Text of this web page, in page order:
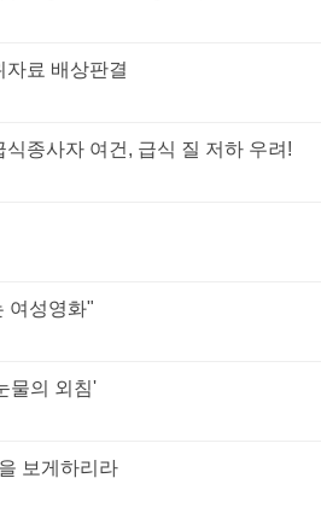
자료 배상판결
종사자 여건, 급식 질 저하 우려!
여성영화"
물의 외침'
보게하리라